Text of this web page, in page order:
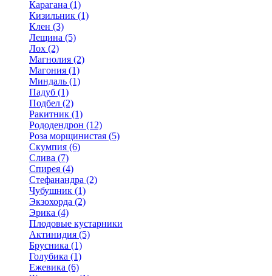
Карагана (1)
Кизильник (1)
Клен (3)
Лещина (5)
Лох (2)
Магнолия (2)
Магония (1)
Миндаль (1)
Падуб (1)
Подбел (2)
Ракитник (1)
Рододендрон (12)
Роза морщинистая (5)
Скумпия (6)
Слива (7)
Спирея (4)
Стефанандра (2)
Чубушник (1)
Экзохорда (2)
Эрика (4)
Плодовые кустарники
Актинидия (5)
Брусника (1)
Голубика (1)
Ежевика (6)